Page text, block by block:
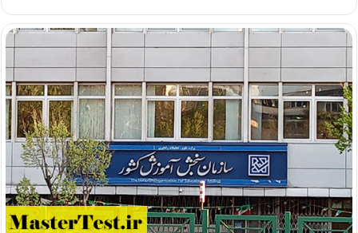
به
کلید
سوالات
ارشد
۱۴۰۵
(راهنمای
تصویری)